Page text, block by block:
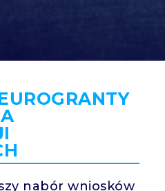
nabór wniosków